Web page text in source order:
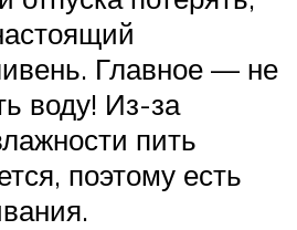
Главное — не
воду! Из-за
пить
поэтому есть